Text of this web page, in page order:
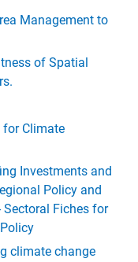
Management to
of Spatial
Climate
Investments and
Policy and
Fiches for
climate change